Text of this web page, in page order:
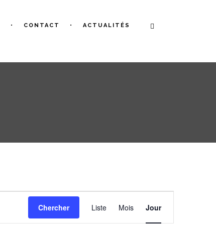
CONTACT ACTUALITÉS
Chercher
de
Liste Mois Jour